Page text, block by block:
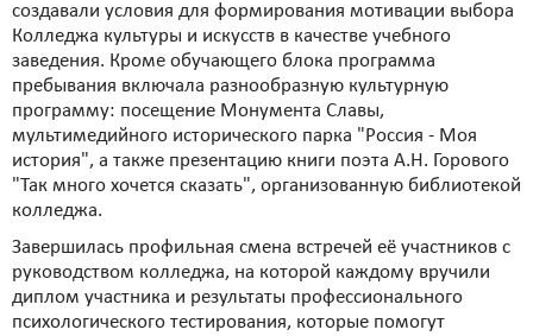
создавали условия для формирования мотивации выбора
Колледжа культуры и искусств в качестве учебного
заведения. Кроме обучающего блока программа
пребывания включала разнообразную культурную
программу: посещение Монумента Славы,
мультимедийного исторического парка "Россия - Моя
история", а также презентацию книги поэта А.Н. Горового
"Так много хочется сказать", организованную библиотекой
колледжа.
Завершилась профильная смена встречей её участников с
руководством колледжа, на которой каждому вручили
диплом участника и результаты профессионального
психологического тестирования, которые помогут